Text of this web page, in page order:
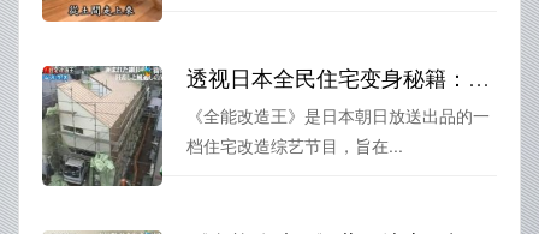
透视日本全民住宅变身秘籍：超能住宅《全能改造王》
《全能改造王》是日本朝日放送出品的一
档住宅改造综艺节目，旨在...